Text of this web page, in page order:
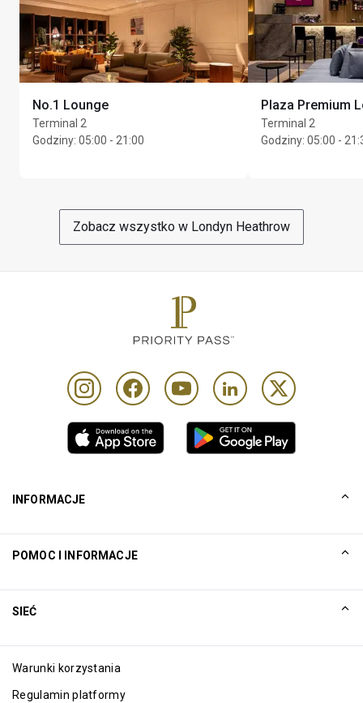
No.1 Lounge
Terminal 2
Godziny: 05:00 - 21:00
Plaza Premium
Terminal 2
Godziny: 05:00 -
Zobacz wszystko w Londyn Heathrow
INFORMACJE
Excellence Awards
Blog
POMOC I INFORMACJE
SIEĆ
Warunki korzystania
Regulamin platformy